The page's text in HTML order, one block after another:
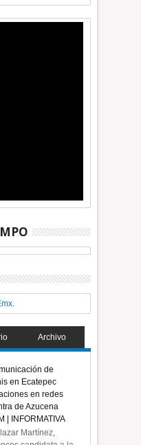
Archivo
de
en Ecatepec
en redes
de Azucena
| INFORMATIVA
Martínez,